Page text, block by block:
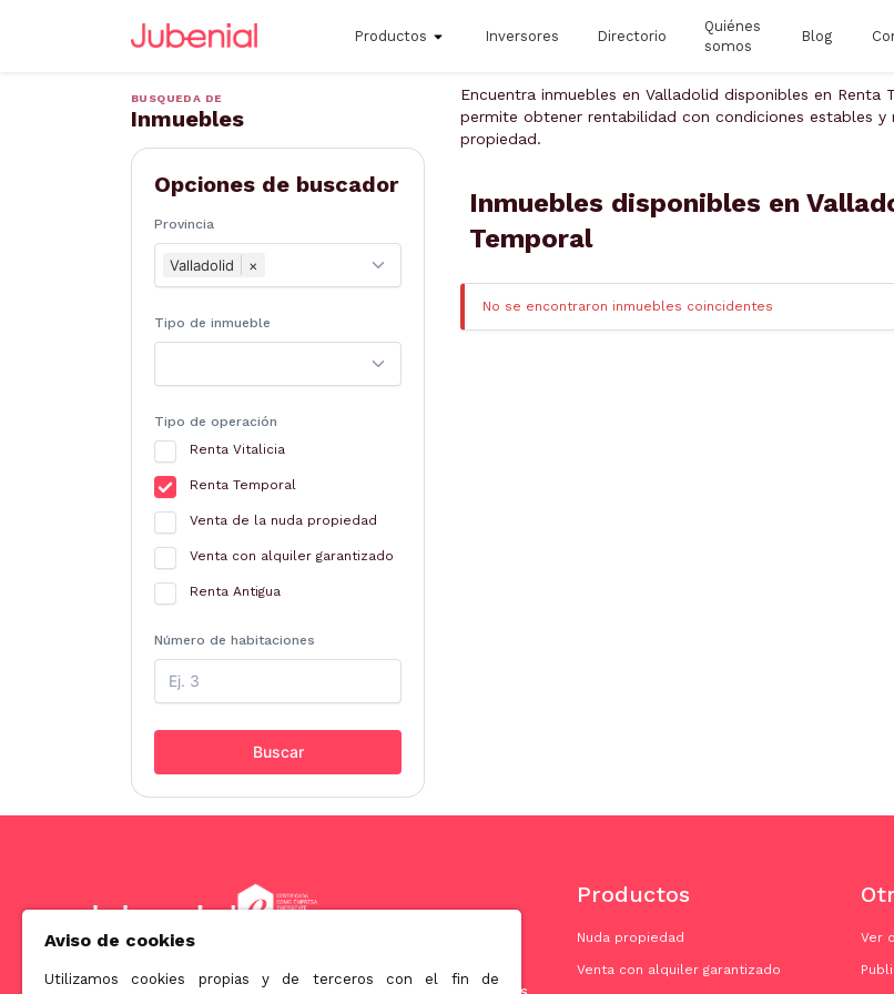
Productos Inversores Directorio
Quiénes
somos
Blog
BUSQUEDA DE
Inmuebles
Opciones de buscador
Provincia
Valladolid ×
Tipo de inmueble
Tipo de operación
Renta Vitalicia
Renta Temporal
Venta de la nuda propiedad
Venta con alquiler garantizado
Renta Antigua
Número de habitaciones
Buscar
Encuentra inmuebles en Valladolid disponibles en
permite obtener rentabilidad con condiciones estables
propiedad.
Inmuebles disponibles en
Temporal
No se encontraron inmuebles coincidentes
Productos
Nuda propiedad
Venta con alquiler garantizado
Ver
Aviso de cookies
Utilizamos cookies propias y de terceros con el fin de